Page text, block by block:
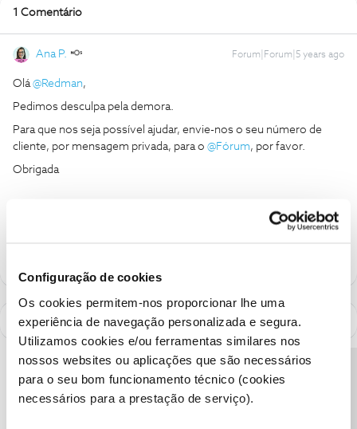
Configuração de cookies
Os cookies permitem-nos proporcionar lhe uma
experiência de navegação personalizada e segura.
Utilizamos cookies e/ou ferramentas similares nos
nossos websites ou aplicações que são necessários
para o seu bom funcionamento técnico (cookies
necessários para a prestação de serviço).
1 Comentário
Ana P. Forum|Forum|5 years ago
Olá@Redman,
Pedimos desculpa pela demora.
Para que nos seja possível ajudar, envie-nos o seu número de
cliente, por mensagem privada, para o @Fórum, por favor.
Obrigada
Ajude a comunidade a encontrar informação relevante. Marque